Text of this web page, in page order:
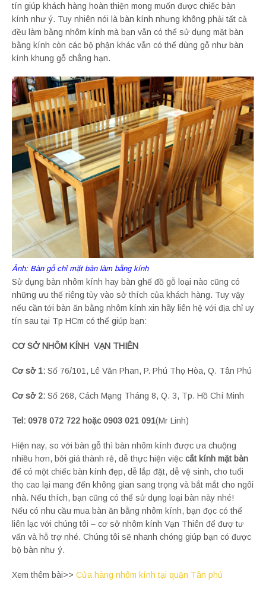
tín giúp khách hàng hoàn thiện mong muốn được chiếc bàn
kính như ý. Tuy nhiên nói là bàn kính nhưng không phải tất cả
đều làm bằng nhôm kính mà bạn vẫn có thể sử dụng mặt bàn
bằng kính còn các bộ phận khác vẫn có thể dùng gỗ như bàn
kính khung gỗ chẳng hạn.
Ảnh: Bàn gỗ chỉ mặt bàn làm bằng kính
Sử dụng bàn nhôm kính hay bàn ghế đồ gỗ loại nào cũng có
những ưu thế riêng tùy vào sở thích của khách hàng. Tuy vậy
nếu cần tới bàn ăn bằng nhôm kính xin hãy liên hệ với địa chỉ uy
tín sau tại Tp HCm có thể giúp bạn:
CƠ SỞ NHÔM KÍNH VẠN THIÊN
Cơ sở 1: Số 76/101, Lê Văn Phan, P. Phú Thọ Hòa, Q. Tân Phú
Cơ sở 2: Số 268, Cách Mạng Tháng 8, Q. 3, Tp. Hồ Chí Minh
Tel: 0978 072 722 hoặc 0903 021 091(Mr Linh)
Hiện nay, so với bàn gỗ thì bàn nhôm kính được ưa chuộng
nhiều hơn, bởi giá thành rẻ, dễ thực hiện việc cắt kính mặt bàn
để có một chiếc bàn kính đẹp, dễ lắp đặt, dễ vệ sinh, cho tuổi
thọ cao lại mang đến không gian sang trọng và bắt mắt cho ngôi
nhà. Nếu thích, bạn cũng có thể sử dụng loại bàn này nhé!
Nếu có nhu cầu mua bàn ăn bằng nhôm kính, bạn đọc có thể
liên lạc với chúng tôi – cơ sở nhôm kính Vạn Thiên để đượ tư
vấn và hỗ trợ nhé. Chúng tôi sẽ nhanh chóng giúp bạn có được
bộ bàn như ý.
Xem thêm bài>> Cửa hàng nhôm kính tại quận Tân phú